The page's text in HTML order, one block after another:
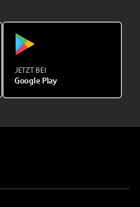
JETZT BEI
Google Play